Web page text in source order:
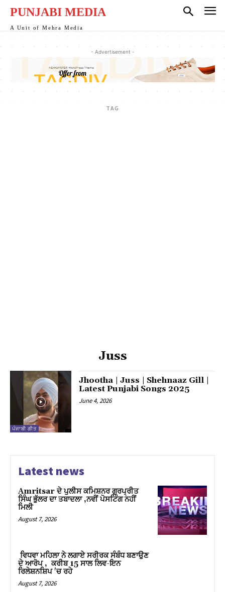
PUNJABI MEDIA
A Unit of Mehra Media
- Advertisement -
TAG
Juss
ਪੰਜਾਬੀ ਗੀਤ
Jhootha | Juss | Shehnaaz Gill |
Latest Punjabi Songs 2025
June 4, 2026
Latest news
Amritsar ਦੇ ਪੁਲੀਸ ਕਮਿਸ਼ਨਰ ਗੁਰਪ੍ਰੀਤ
ਸਿੰਘ ਭੁੱਲਰ ਦਾ ਤਬਾਦਲਾ ,ਨਵੀਂ ਪੋਸਟਿੰਗ ਨਹੀਂ
ਮਿਲੀ
August 7, 2026
ਵਿਧਵਾ ਮਹਿਲਾ ਨੇ ਲਗਾਏ ਸਰੀਰਕ ਸੰਬੰਧ ਬਣਾਉਣ
ਦੇ ਆਰੋਪ , ਕਰੀਬ 15 ਸਾਲ ਲਿਵ-ਇਨ
ਰਿਲੇਸ਼ਨਸ਼ਿਪ 'ਚ ਰਹੇ
August 7, 2026